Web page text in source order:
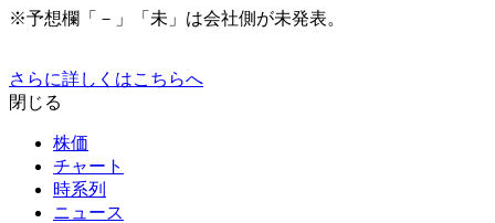
※予想欄「－」「未」は会社側が未発表。
さらに詳しくはこちらへ
閉じる
株価
チャート
時系列
ニュース